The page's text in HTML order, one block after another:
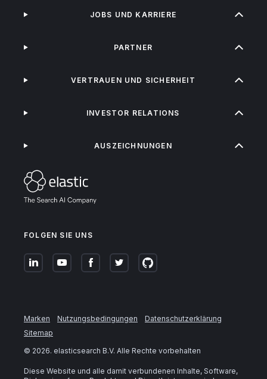
FOLGEN SIE UNS
JOBS UND KARRIERE
PARTNER
VERTRAUEN UND SICHERHEIT
INVESTOR RELATIONS
AUSZEICHNUNGEN
Marken Nutzungsbedingungen
Datenschutzerklärung
Sitemap
© 2026. elasticsearch B.V. Alle Rechte vorbehalten
Diese Website und alle damit verbundenen Inhalte, Software,